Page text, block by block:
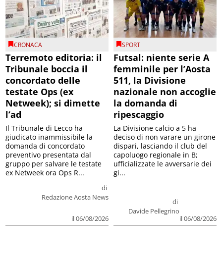
CRONACA
Terremoto editoria: il
Tribunale boccia il
concordato delle
testate Ops (ex
Netweek); si dimette
l’ad
di
Redazione Aosta News
il 06/08/2026
Il Tribunale di Lecco ha
giudicato inammissibile la
domanda di concordato
preventivo presentata dal
gruppo per salvare le testate
ex Netweek ora Ops R...
SPORT
Futsal: niente serie A
femminile per l’Aosta
511, la Divisione
nazionale non accoglie
la domanda di
ripescaggio
di
Davide Pellegrino
il 06/08/2026
La Divisione calcio a 5 ha
deciso di non varare un girone
dispari, lasciando il club del
capoluogo regionale in B;
ufficializzate le avversarie dei
gi...